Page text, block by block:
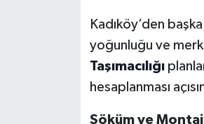
Kadıköy’den
yoğunluğu ve
Taşımacılığı
hesaplanması
Söküm ve Montaj